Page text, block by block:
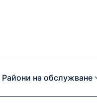
Райони на обслужване